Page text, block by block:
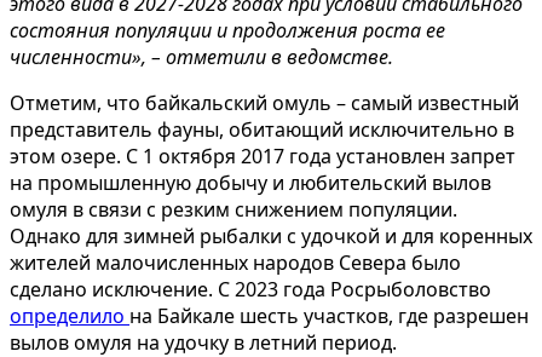
состояния популяции и продолжения роста ее
численности», – отметили в ведомстве.
Отметим, что байкальский омуль – самый известный
представитель фауны, обитающий исключительно в
этом озере. С 1 октября 2017 года установлен запрет
на промышленную добычу и любительский вылов
омуля в связи с резким снижением популяции.
Однако для зимней рыбалки с удочкой и для коренных
жителей малочисленных народов Севера было
сделано исключение. С 2023 года Росрыболовство
определило на Байкале шесть участков, где разрешен
вылов омуля на удочку в летний период.